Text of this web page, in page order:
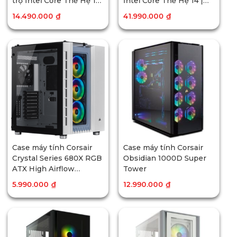
| DDR5 | PCIe 5.0
14.490.000 ₫
DDR5 | PCIe 5.0
41.990.000 ₫
Case máy tính Corsair
Crystal Series 680X RGB
ATX High Airflow
Tempered Glass Smart
Case – White
5.990.000 ₫
Case máy tính Corsair
Obsidian 1000D Super
Tower
12.990.000 ₫